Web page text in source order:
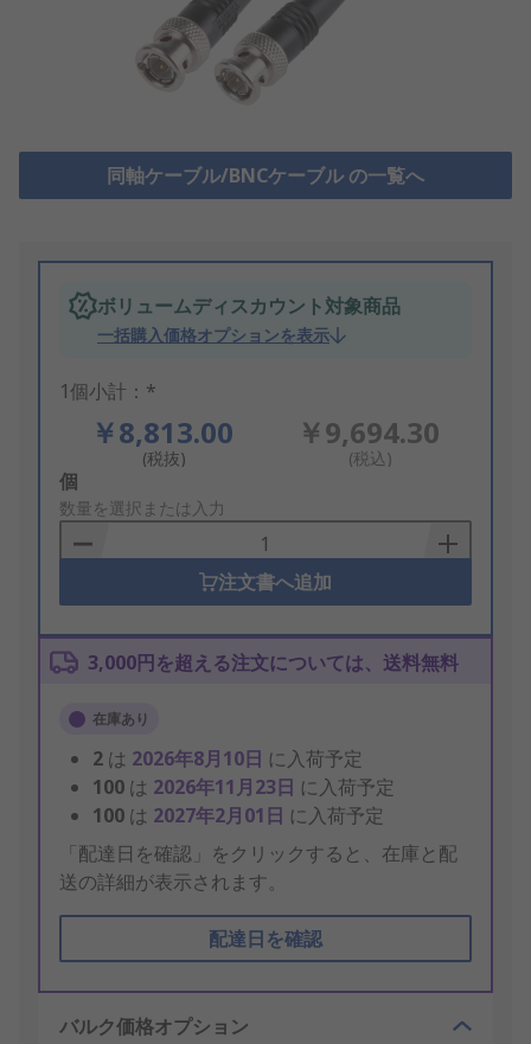
同軸ケーブル/BNCケーブル の一覧へ
ボリュームディスカウント対象商品
一括購入価格オプションを表示
1個小計：*
￥8,813.00
(税抜)
￥9,694.30
(税込)
Add
to
Basket
個
数量を選択または入力
注文書へ追加
3,000円を超える注文については、送料無料
在庫あり
2 は 2026年8月10日 に入荷予定
100 は 2026年11月23日 に入荷予定
100 は 2027年2月01日 に入荷予定
「配達日を確認」をクリックすると、在庫と配
送の詳細が表示されます。
配達日を確認
バルク価格オプション